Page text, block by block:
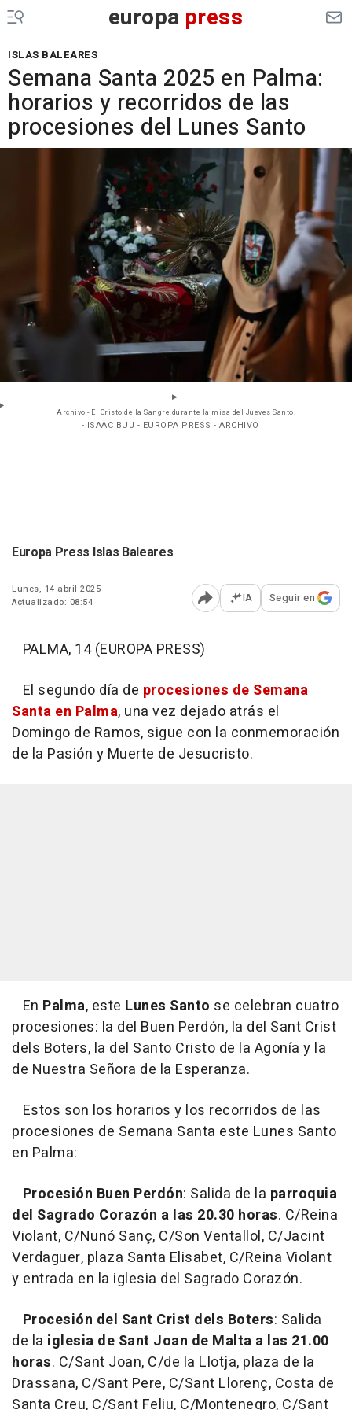
europa press
ISLAS BALEARES
Semana Santa 2025 en Palma:
horarios y recorridos de las
procesiones del Lunes Santo
Archivo - El Cristo de la Sangre durante la misa del Jueves Santo.
- ISAAC BUJ - EUROPA PRESS - ARCHIVO
Europa Press Islas Baleares
Lunes, 14 abril 2025
Actualizado: 08:54
Abrir opciones para
IA Seguir en
PALMA, 14 (EUROPA PRESS)
El segundo día de procesiones de Semana
Santa en Palma, una vez dejado atrás el
Domingo de Ramos, sigue con la conmemoración
de la Pasión y Muerte de Jesucristo.
En Palma, este Lunes Santo se celebran cuatro
procesiones: la del Buen Perdón, la del Sant Crist
dels Boters, la del Santo Cristo de la Agonía y la
de Nuestra Señora de la Esperanza.
Estos son los horarios y los recorridos de las
procesiones de Semana Santa este Lunes Santo
en Palma:
Procesión Buen Perdón: Salida de la parroquia
del Sagrado Corazón a las 20.30 horas. C/Reina
Violant, C/Nunó Sanç, C/Son Ventallol, C/Jacint
Verdaguer, plaza Santa Elisabet, C/Reina Violant
y entrada en la iglesia del Sagrado Corazón.
Procesión del Sant Crist dels Boters: Salida
de la iglesia de Sant Joan de Malta a las 21.00
horas. C/Sant Joan, C/de la Llotja, plaza de la
Drassana, C/Sant Pere, C/Sant Llorenç, Costa de
Santa Creu, C/Sant Feliu, C/Montenegro, C/Sant